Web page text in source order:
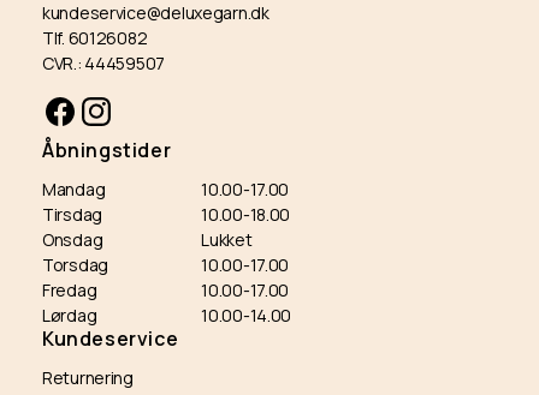
kundeservice@deluxegarn.dk
Tlf. 60126082
CVR.: 44459507
Facebook
Åbningstider
Mandag
10.00-17.00
Tirsdag
10.00-18.00
Onsdag
Lukket
Torsdag
10.00-17.00
Fredag
10.00-17.00
Lørdag
10.00-14.00
Kundeservice
Returnering